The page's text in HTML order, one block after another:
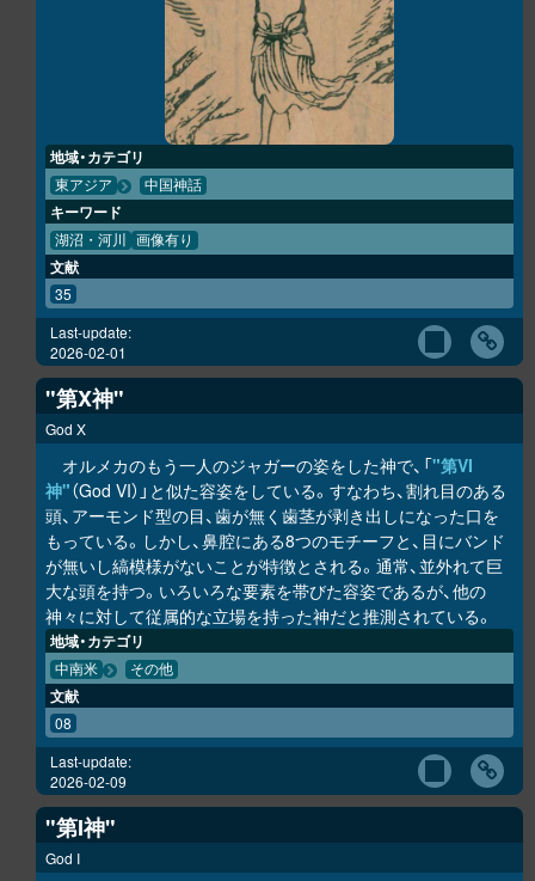
地域・カテゴリ
東アジア 中国神話
キーワード
湖沼・河川 画像有り
文献
35
Last-update:
2026-02-01
"第X神"
God X
オルメカのもう一人のジャガーの姿をした神で、「"第VI
神"（God VI）」と似た容姿をしている。すなわち、割れ目のある
頭、アーモンド型の目、歯が無く歯茎が剥き出しになった口を
もっている。しかし、鼻腔にある8つのモチーフと、目にバンド
が無いし縞模様がないことが特徴とされる。通常、並外れて巨
大な頭を持つ。いろいろな要素を帯びた容姿であるが、他の
神々に対して従属的な立場を持った神だと推測されている。
地域・カテゴリ
中南米 その他
文献
08
Last-update:
2026-02-09
"第I神"
God I